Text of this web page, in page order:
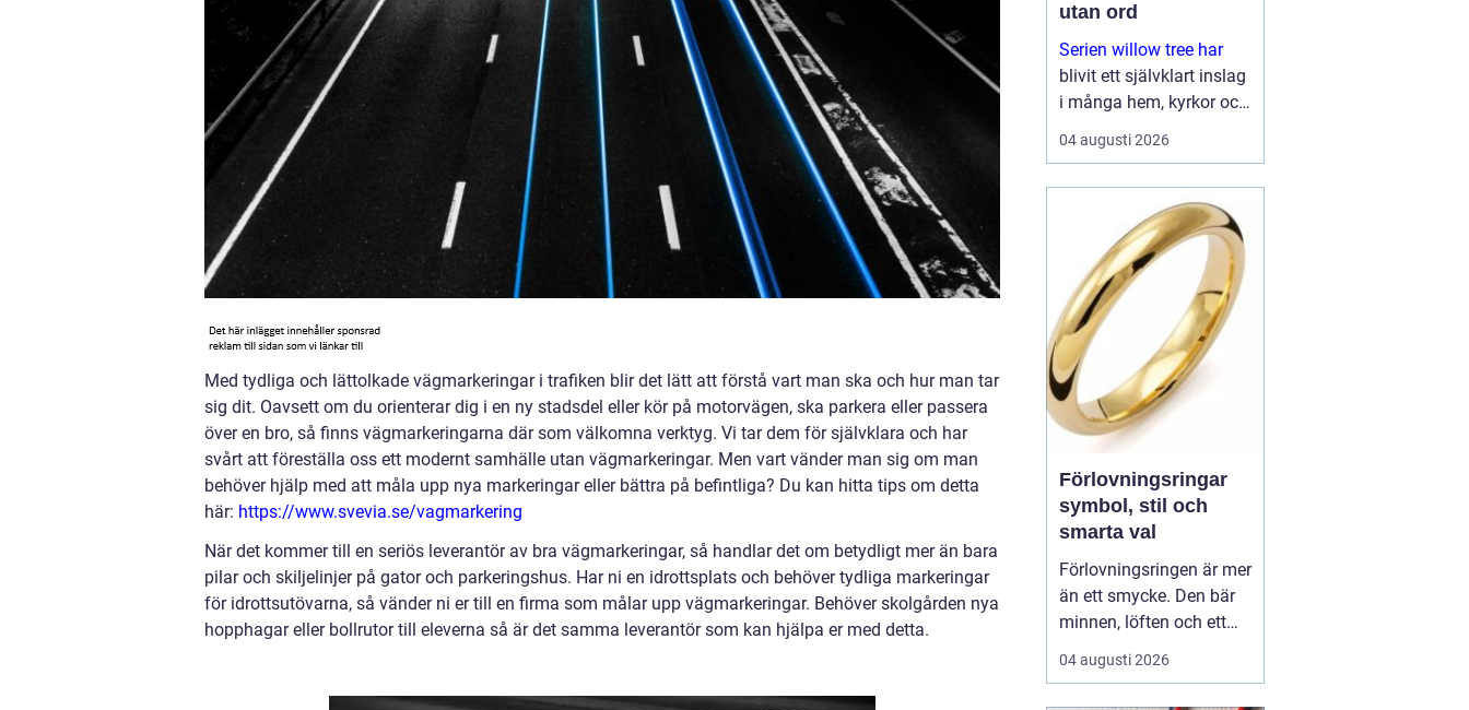
Med tydliga och lättolkade vägmarkeringar i trafiken blir det lätt att förstå vart man ska och hur man tar
sig dit. Oavsett om du orienterar dig i en ny stadsdel eller kör på motorvägen, ska parkera eller passera
över en bro, så finns vägmarkeringarna där som välkomna verktyg. Vi tar dem för självklara och har
svårt att föreställa oss ett modernt samhälle utan vägmarkeringar. Men vart vänder man sig om man
behöver hjälp med att måla upp nya markeringar eller bättra på befintliga? Du kan hitta tips om detta
här: https://www.svevia.se/vagmarkering
När det kommer till en seriös leverantör av bra vägmarkeringar, så handlar det om betydligt mer än bara
pilar och skiljelinjer på gator och parkeringshus. Har ni en idrottsplats och behöver tydliga markeringar
för idrottsutövarna, så vänder ni er till en firma som målar upp vägmarkeringar. Behöver skolgården nya
hopphagar eller bollrutor till eleverna så är det samma leverantör som kan hjälpa er med detta.
utan ord
Serien willow tree har
blivit ett självklart inslag
i många hem, kyrkor och
arbetsrum. De stilla
figurerna utan ansikten
känslor. De uttrycker
kärlek, sorg, hopp och
tacksa...
04 augusti 2026
Förlovningsringar
symbol, stil och
smarta val
Förlovningsringen är mer
än ett smycke. Den bär
minnen, löften och ett
vardagsliv tillsammans.
Samtidigt innebär valet
04 augusti 2026